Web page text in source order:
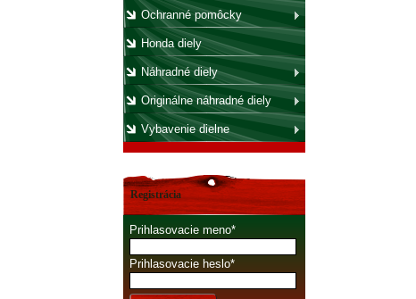
Ochranné pomôcky
Honda diely
Náhradné diely
Originálne náhradné diely
Vybavenie dielne
Registrácia
Prihlasovacie meno
Prihlasovacie heslo